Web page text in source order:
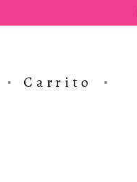
Carrito